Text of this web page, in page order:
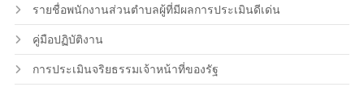
รายชื่อพนักงานส่วนตำบลผู้ที่มีผลการประเมินดีเด่น
คู่มือปฏิบัติงาน
การประเมินจริยธรรมเจ้าหน้าที่ของรัฐ